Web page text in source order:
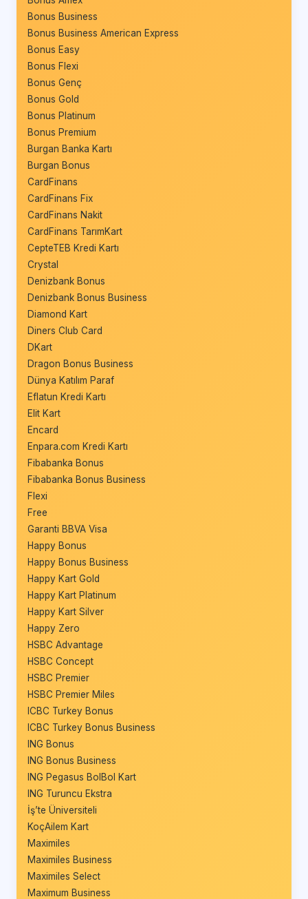
Bonus Business
Bonus Business American Express
Bonus Easy
Bonus Flexi
Bonus Genç
Bonus Gold
Bonus Platinum
Bonus Premium
Burgan Banka Kartı
Burgan Bonus
CardFinans
CardFinans Fix
CardFinans Nakit
CardFinans TarımKart
CepteTEB Kredi Kartı
Crystal
Denizbank Bonus
Denizbank Bonus Business
Diamond Kart
Diners Club Card
DKart
Dragon Bonus Business
Dünya Katılım Paraf
Eflatun Kredi Kartı
Elit Kart
Encard
Enpara.com Kredi Kartı
Fibabanka Bonus
Fibabanka Bonus Business
Flexi
Free
Garanti BBVA Visa
Happy Bonus
Happy Bonus Business
Happy Kart Gold
Happy Kart Platinum
Happy Kart Silver
Happy Zero
HSBC Advantage
HSBC Concept
HSBC Premier
HSBC Premier Miles
ICBC Turkey Bonus
ICBC Turkey Bonus Business
ING Bonus
ING Bonus Business
ING Pegasus BolBol Kart
ING Turuncu Ekstra
İş’te Üniversiteli
KoçAilem Kart
Maximiles
Maximiles Business
Maximiles Select
Maximum Business